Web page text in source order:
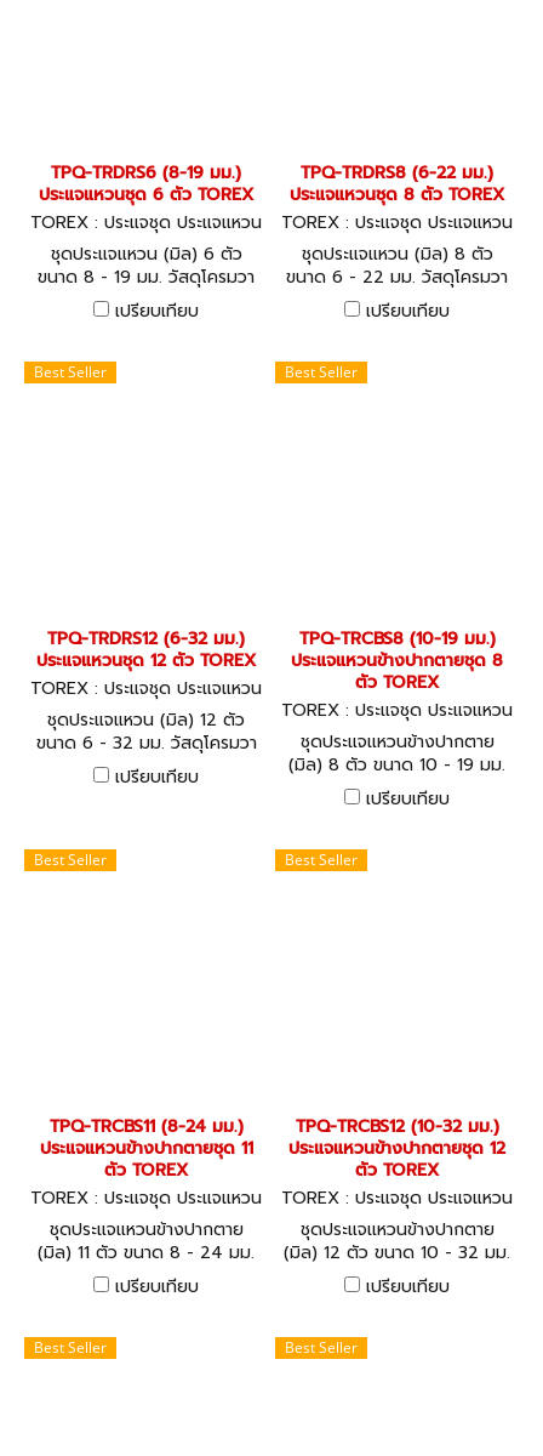
TPQ-TRDRS6 (8-19 มม.)
ประแจแหวนชุด 6 ตัว TOREX
TOREX : ประแจชุด ประแจแหวน
-ปากตาย TPQ-TRDRS6
ชุดประแจแหวน (มิล) 6 ตัว
ขนาด 8 - 19 มม. วัสดุโครมวา
นาเดียม (CHROME
VANADIUM) DOUBLE ENDED
838 (METRIC)
เปรียบเทียบ
TPQ-TRDRS8 (6-22 มม.)
ประแจแหวนชุด 8 ตัว TOREX
TOREX : ประแจชุด ประแจแหวน
-ปากตาย TPQ-TRDRS8
ชุดประแจแหวน (มิล) 8 ตัว
ขนาด 6 - 22 มม. วัสดุโครมวา
นาเดียม (CHROME
VANADIUM) DOUBLE ENDED
838 (METRIC)
เปรียบเทียบ
Best Seller
TPQ-TRDRS12 (6-32 มม.)
ประแจแหวนชุด 12 ตัว TOREX
TOREX : ประแจชุด ประแจแหวน
-ปากตาย TPQ-TRDRS12
ชุดประแจแหวน (มิล) 12 ตัว
ขนาด 6 - 32 มม. วัสดุโครมวา
นาเดียม (CHROME
VANADIUM) DOUBLE ENDED
เปรียบเทียบ
Best Seller
TPQ-TRCBS8 (10-19 มม.)
ประแจแหวนข้างปากตายชุด 8
ตัว TOREX
TOREX : ประแจชุด ประแจแหวน
-ปากตาย TPQ-TRCBS8
ชุดประแจแหวนข้างปากตาย
(มิล) 8 ตัว ขนาด 10 - 19 มม.
วัสดุโครมวานาเดียม (CHROME
VANADIUM) COMBINATION
(METRIC)
เปรียบเทียบ
Best Seller
TPQ-TRCBS11 (8-24 มม.)
ประแจแหวนข้างปากตายชุด 11
ตัว TOREX
TOREX : ประแจชุด ประแจแหวน
-ปากตาย TPQ-TRCBS11
ชุดประแจแหวนข้างปากตาย
(มิล) 11 ตัว ขนาด 8 - 24 มม.
วัสดุโครมวานาเดียม (CHROME
VANADIUM) COMBINATION
(METRIC)
เปรียบเทียบ
Best Seller
TPQ-TRCBS12 (10-32 มม.)
ประแจแหวนข้างปากตายชุด 12
ตัว TOREX
TOREX : ประแจชุด ประแจแหวน
-ปากตาย TPQ-TRCBS12
ชุดประแจแหวนข้างปากตาย
(มิล) 12 ตัว ขนาด 10 - 32 มม.
วัสดุโครมวานาเดียม (CHROME
VANADIUM) COMBINATION
(METRIC)
เปรียบเทียบ
Best Seller Best Seller